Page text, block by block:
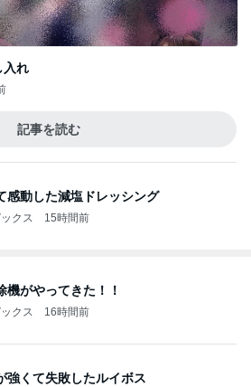
入れ
記事を読む
感動した減塩ドレッシング
クス 15時間前
機がやってきた！！
クス 16時間前
強くて失敗したルイボス